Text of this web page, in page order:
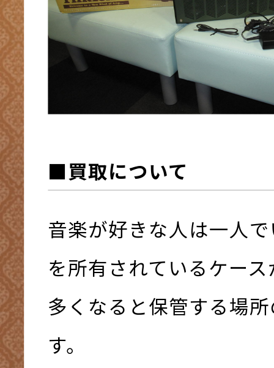
■買取について
音楽が好きな人は一人
を所有されているケー
多くなると保管する場
す。